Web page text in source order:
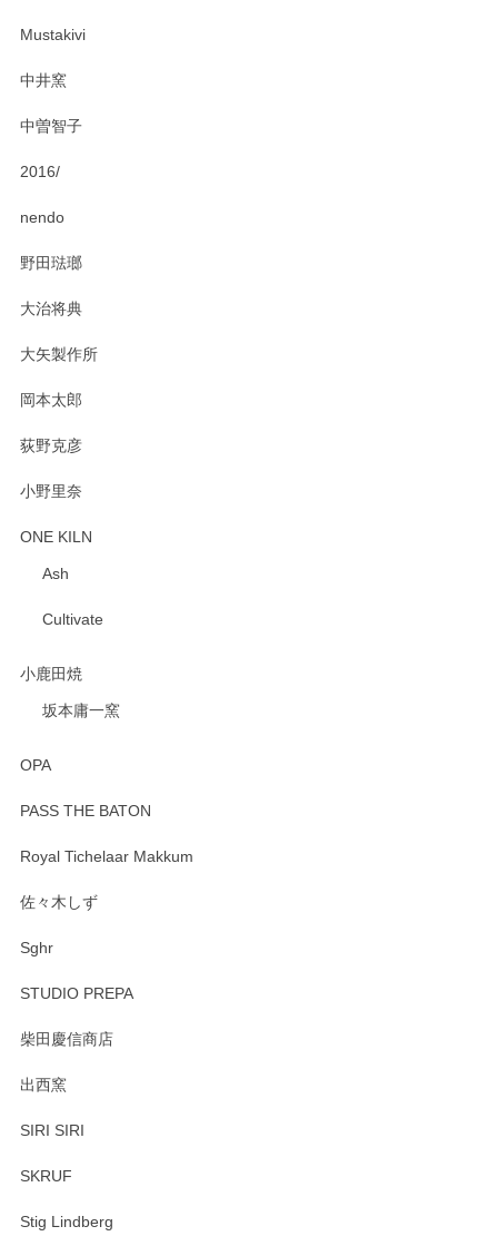
Mustakivi
中井窯
中曽智子
2016/
nendo
野田琺瑯
大治将典
大矢製作所
岡本太郎
荻野克彦
小野里奈
ONE KILN
Ash
Cultivate
小鹿田焼
坂本庸一窯
OPA
PASS THE BATON
Royal Tichelaar Makkum
佐々木しず
Sghr
STUDIO PREPA
柴田慶信商店
出西窯
SIRI SIRI
SKRUF
Stig Lindberg